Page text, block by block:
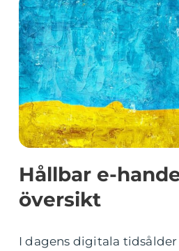
Hållbar e-
översikt
I dagens digitala